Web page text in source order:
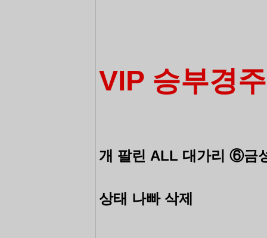
VIP 승부경주
개 팔린 ALL 대가리 ⑥금
상태 나빠 삭제